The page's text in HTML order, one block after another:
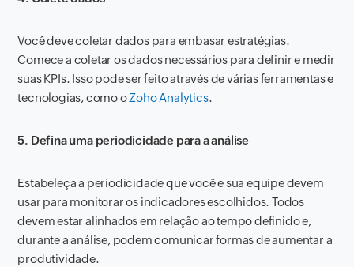
Você deve coletar dados para embasar estratégias.
Comece a coletar os dados necessários para definir e medir
suas KPIs. Isso pode ser feito através de várias ferramentas e
tecnologias, como oZoho Analytics.
5. Defina uma periodicidade para a análise
Estabeleça a periodicidade que você e sua equipe devem
usar para monitorar os indicadores escolhidos. Todos
devem estar alinhados em relação ao tempo definido e,
durante a análise, podem comunicar formas de aumentar a
produtividade.